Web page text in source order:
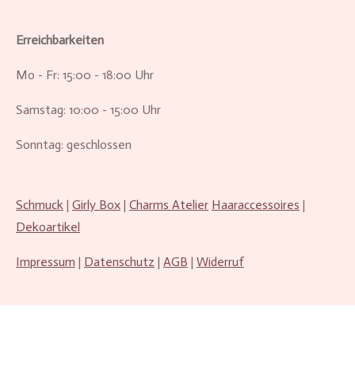
Erreichbarkeiten
Mo - Fr: 15:00 - 18:00 Uhr
Samstag: 10:00 - 15:00 Uhr
Sonntag: geschlossen
Schmuck | Girly Box | Charms Atelier Haaraccessoires |
Dekoartikel
Impressum | Datenschutz | AGB | Widerruf